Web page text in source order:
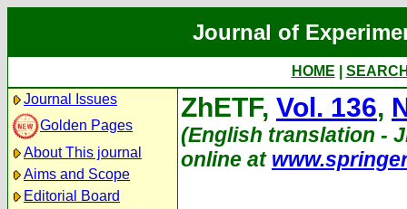
Journal of
HOME
Journal Issues
Golden Pages
About This journal
Aims and Scope
Editorial Board
ZhETF, Vol. 136,
(English translation -
online at